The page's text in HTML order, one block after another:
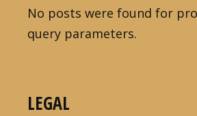
No posts were found for
query parameters.
LEGAL